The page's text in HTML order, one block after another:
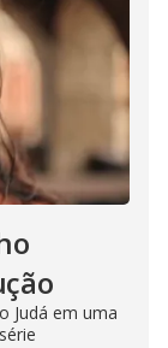
Judá em uma